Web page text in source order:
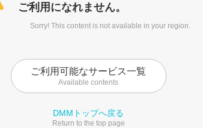
ご利用になれません。
Sorry! This content is not available in your region.
ご利用可能なサービス一覧
Available contents
DMMトップへ戻る
Return to the top page